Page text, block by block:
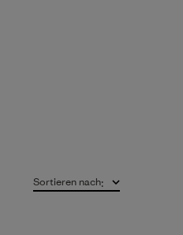
Sortieren nach: